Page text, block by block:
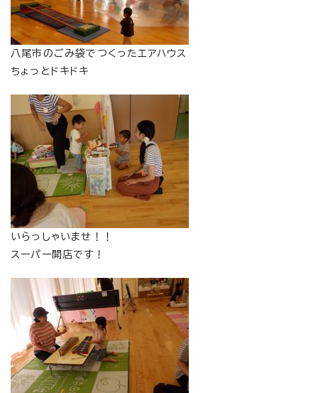
八尾市のごみ袋でつくったエアハウス
ちょっとドキドキ
いらっしゃいませ！！
スーパー開店です！